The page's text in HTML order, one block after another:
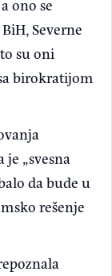
ono se
Severne
su oni
birokratijom
„svesna
da bude u
rešenje